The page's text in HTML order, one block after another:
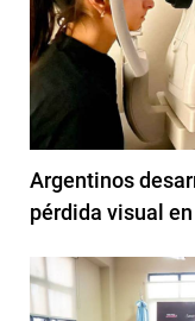
Argentinos
pérdida visual